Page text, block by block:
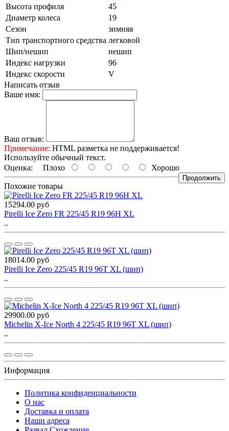
Высота профиля
45
Диаметр колеса
19
Сезон
зимняя
Тип транспортного средства легковой
Шип/нешип
нешип
Индекс нагрузки
96
Индекс скорости
V
Написать отзыв
Ваше имя:
Ваш отзыв:
Примечание: HTML разметка не поддерживается!
Используйте обычный текст.
Оценка: Плохо Хорошо
Продолжить
Похожие товары
15294.00 руб
Pirelli Ice Zero FR 225/45 R19 96H XL
..
18014.00 руб
Pirelli Ice Zero 225/45 R19 96T XL (шип)
..
29900.00 руб
Michelin X-Ice North 4 225/45 R19 96T XL (шип)
..
Информация
Политика конфиденциальности
O нас
Доставка и оплата
Наши адреса